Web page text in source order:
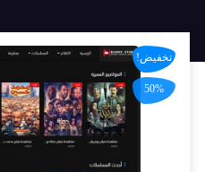
تخفيض!
50%